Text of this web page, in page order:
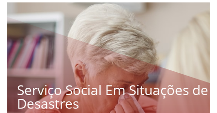
Serviço Social Em Situações de
Desastres